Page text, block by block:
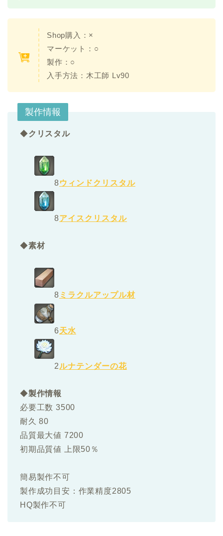
Shop購入：×
マーケット：○
製作：○
入手方法：木工師 Lv90
製作情報
◆クリスタル
8ウィンドクリスタル
8アイスクリスタル
◆素材
8 ミラクルアップル材
6天水
2ルナテンダーの花
◆製作情報
必要工数 3500
耐久 80
品質最大値 7200
初期品質値 上限50％
簡易製作不可
製作成功目安：作業精度2805
HQ製作不可